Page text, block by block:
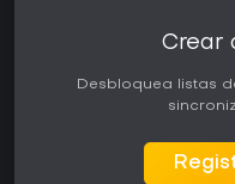
Crear
Desbloquea listas